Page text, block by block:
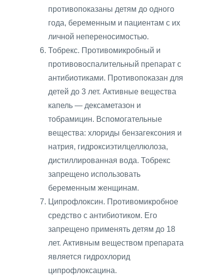
противопоказаны детям до одного
года, беременным и пациентам с их
личной непереносимостью.
Тобрекс. Противомикробный и
противовоспалительный препарат с
антибиотиками. Противопоказан для
детей до 3 лет. Активные вещества
капель — дексаметазон и
тобрамицин. Вспомогательные
вещества: хлориды бензагексония и
натрия, гидроксиэтилцеллюлоза,
дистиллированная вода. Тобрекс
запрещено использовать
беременным женщинам.
Ципрофлоксин. Противомикробное
средство с антибиотиком. Его
запрещено применять детям до 18
лет. Активным веществом препарата
является гидрохлорид
ципрофлоксацина.